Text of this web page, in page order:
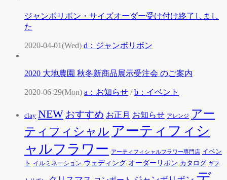
ジャンボリボン・サイズオーダー受け付け終了しまし
た
2020-04-01(Wed) d：ジャンボリボン
2020 大地農園 秋冬新商品展示受注会 のご案内
2020-06-29(Mon) a：お知らせ /b：イベント
clay NEW おすすめ お正月 お知らせ アレンジ アー
ティフィシャル アーティフィシ
ャルフラワー
アーティフィシャルフラワー専門店 イベン
ト イルミネーション ウェディング オーダーリボン カタログ ギフ